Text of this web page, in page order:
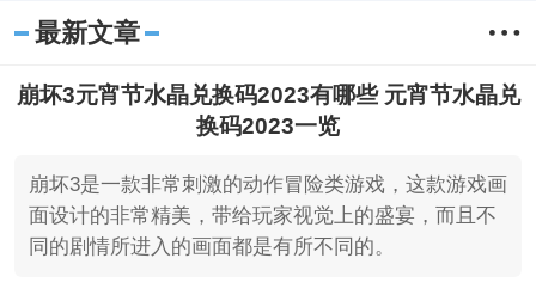
最新文章
崩坏3元宵节水晶兑换码2023有哪些 元宵节水晶兑
换码2023一览
崩坏3是一款非常刺激的动作冒险类游戏，这款游戏画
面设计的非常精美，带给玩家视觉上的盛宴，而且不
同的剧情所进入的画面都是有所不同的。